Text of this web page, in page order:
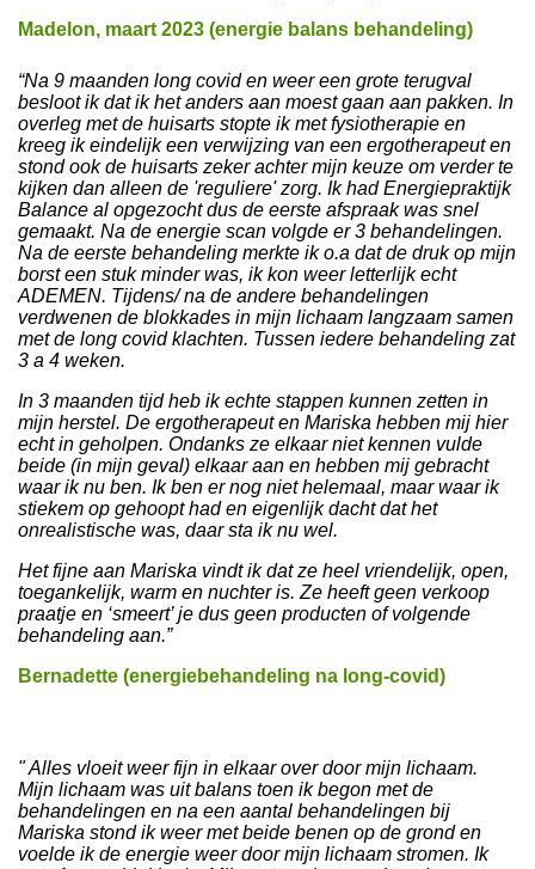
Madelon, maart 2023 (energie balans behandeling)
“Na 9 maanden long covid en weer een grote terugval
besloot ik dat ik het anders aan moest gaan aan pakken. In
overleg met de huisarts stopte ik met fysiotherapie en
kreeg ik eindelijk een verwijzing van een ergotherapeut en
stond ook de huisarts zeker achter mijn keuze om verder te
kijken dan alleen de 'reguliere' zorg. Ik had Energiepraktijk
Balance al opgezocht dus de eerste afspraak was snel
gemaakt. Na de energie scan volgde er 3 behandelingen.
Na de eerste behandeling merkte ik o.a dat de druk op mijn
borst een stuk minder was, ik kon weer letterlijk echt
ADEMEN. Tijdens/ na de andere behandelingen
verdwenen de blokkades in mijn lichaam langzaam samen
met de long covid klachten. Tussen iedere behandeling zat
3 a 4 weken.
In 3 maanden tijd heb ik echte stappen kunnen zetten in
mijn herstel. De ergotherapeut en Mariska hebben mij hier
echt in geholpen. Ondanks ze elkaar niet kennen vulde
beide (in mijn geval) elkaar aan en hebben mij gebracht
waar ik nu ben. Ik ben er nog niet helemaal, maar waar ik
stiekem op gehoopt had en eigenlijk dacht dat het
onrealistische was, daar sta ik nu wel.
Het fijne aan Mariska vindt ik dat ze heel vriendelijk, open,
toegankelijk, warm en nuchter is. Ze heeft geen verkoop
praatje en ‘smeert’ je dus geen producten of volgende
behandeling aan.”
Bernadette (energiebehandeling na long-covid)
" Alles vloeit weer fijn in elkaar over door mijn lichaam.
Mijn lichaam was uit balans toen ik begon met de
behandelingen en na een aantal behandelingen bij
Mariska stond ik weer met beide benen op de grond en
voelde ik de energie weer door mijn lichaam stromen. Ik